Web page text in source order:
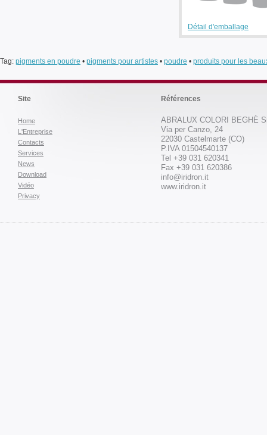
Détail d'emballage
Tag: pigments en poudre • pigments pour artistes • poudre • produits pour les
Site
Home
L'Entreprise
Contacts
Services
News
Download
Vidéo
Privacy
Références
ABRALUX COLORI BEGHÈ
Via per Canzo, 24
22030 Castelmarte (CO)
P.IVA 01504540137
Tel +39 031 620341
Fax +39 031 620386
info@iridron.it
www.iridron.it